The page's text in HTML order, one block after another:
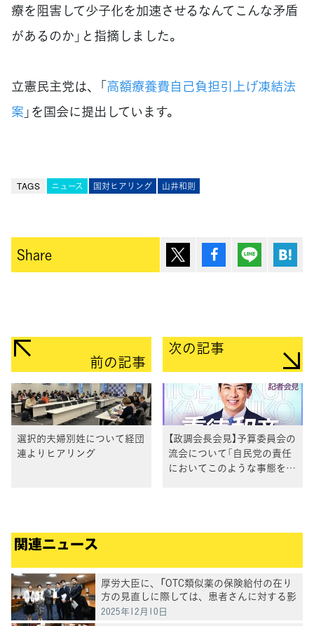
療を阻害して少子化を加速させるなんてこんな矛盾
があるのか」と指摘しました。
立憲民主党は、「高額療養費自己負担引上げ凍結法
案 」を国会に提出しています。
TAGS ニュース 国対ヒアリング 山井和則
Share ポスト シェア Lineで送
前の記事
選択的夫婦別姓について経団
連よりヒアリング
次の記事
【政調会長会見】予算委員会の
流会について「自民党の責任
においてこのような事態を招
関連ニュース
厚労大臣に、「OTC類似薬の保険給付の在り
方の見直しに際しては、患者さんに対する影
響の検証を求める要請」を実施
2025年12月10日